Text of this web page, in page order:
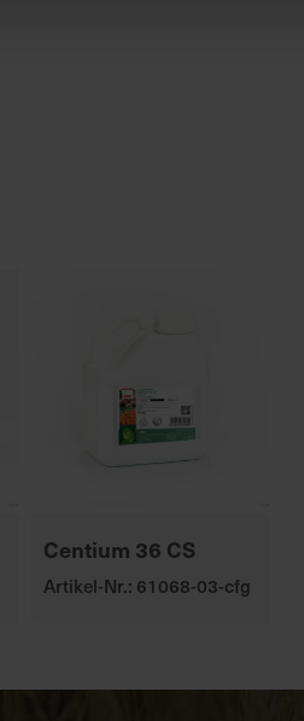
Centium 36 CS
Artikel-Nr.: 61068-03-cfg